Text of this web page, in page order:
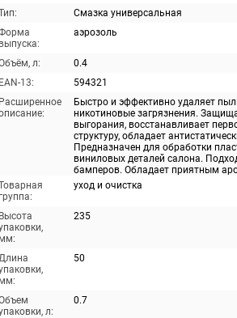
Смазка универсальная
выпуска:
аэрозоль
л:
0.4
EAN-13:
594321
Расширенное
Быстро и эффективно удаляет
никотиновые загрязнения.
выгорания, восстанавливает
структуру, обладает
Предназначен для обработки
виниловых деталей салона.
бамперов. Обладает приятным
группа:
уход и очистка
Высота
мм:
235
мм:
50
л:
0.7